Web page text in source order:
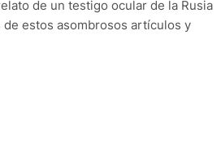
de un testigo ocular de la Rusia
estos asombrosos artículos y